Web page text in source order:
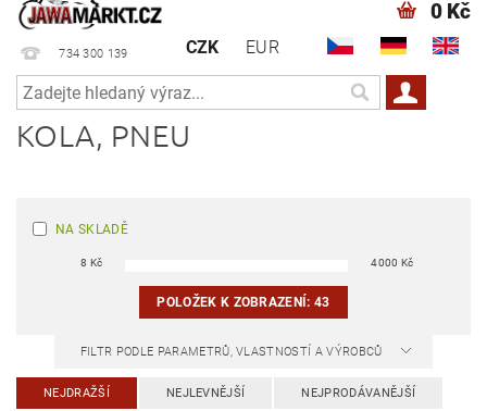
734 300 139 CZK EUR
0 Kč
KOLA, PNEU
NA SKLADĚ
8 Kč 4000 Kč
POLOŽEK K ZOBRAZENÍ:43
FILTR PODLE PARAMETRŮ, VLASTNOSTÍ A VÝROBCŮ
NEJDRAŽŠÍ NEJLEVNĚJŠÍ NEJPRODÁVANĚJŠÍ